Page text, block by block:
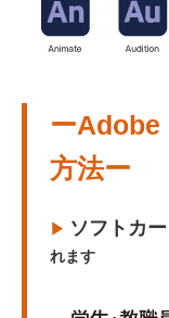
ーAdobe
方法ー
▶︎ ソフトカ
れます